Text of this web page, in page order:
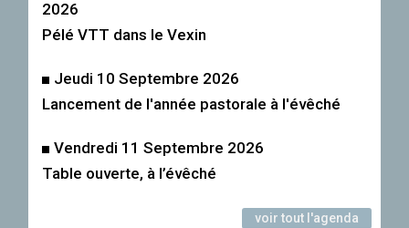
2026
Pélé VTT dans le Vexin
Jeudi 10 Septembre 2026
Lancement de l'année pastorale à l'évêché
Vendredi 11 Septembre 2026
Table ouverte, à l’évêché
voir tout l'agenda